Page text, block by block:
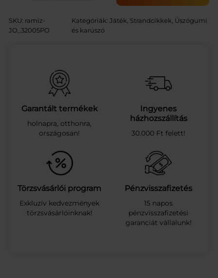
r
a
n
c
s
á
g
a
k
a
r
ú
s
SKU: ramiz-
JO_32005PO
Kategóriák: Játék Strandcikkek Úszógumi
és karúszó
Garantált termékek
holnapra, otthonra,
országosan!
Ingyenes
házhozszállítás
30.000 Ft felett!
Törzsvásárlói program
Exkluzív kedvezmények
törzsvásárlóinknak!
Pénzvisszafizetés
15 napos
pénzvisszafizetési
garanciát vállalunk!